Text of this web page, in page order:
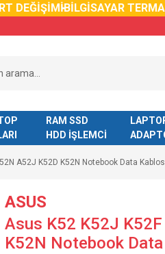
DEĞİŞİMİBİLGİSAYAR
RAM SSD
HDD İŞLEMCİ
A52J K52D K52N Notebook Data
ASUS
Asus K52 K52J
K52N Notebook